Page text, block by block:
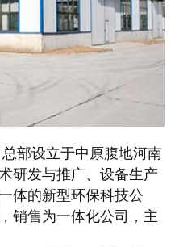
部设立于中原腹地河南
研发与推广、设备生产
体的新型环保科技公
销售为一体化公司，主